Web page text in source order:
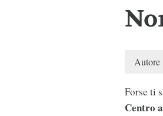
Autore
Forse ti
Centro